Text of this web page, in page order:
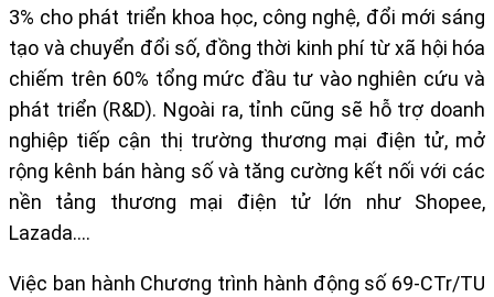
3% cho phát triển khoa học, công nghệ, đổi mới sáng
tạo và chuyển đổi số, đồng thời kinh phí từ xã hội hóa
chiếm trên 60% tổng mức đầu tư vào nghiên cứu và
phát triển (R&D). Ngoài ra, tỉnh cũng sẽ hỗ trợ doanh
nghiệp tiếp cận thị trường thương mại điện tử, mở
rộng kênh bán hàng số và tăng cường kết nối với các
nền tảng thương mại điện tử lớn như Shopee,
Lazada….
Việc ban hành Chương trình hành động số 69-CTr/TU